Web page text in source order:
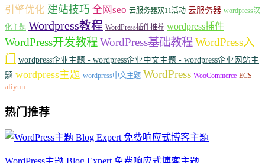
引擎优化 建站技巧 全网seo 云服务器双11活动 云服务器 wordpress汉
化主题 Wordpress教程 WordPress插件推荐 wordpress插件
WordPress开发教程WordPress基础教程WordPress入
门
wordpress企业主题 - wordpress企业中文主题 - wordpress企业网站主
题 wordpress主题 wordpress中文主题 WordPress WooCommerce ECS
aliyun
热门推荐